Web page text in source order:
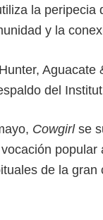
la
y la
del
Cowgirlse
de la gran